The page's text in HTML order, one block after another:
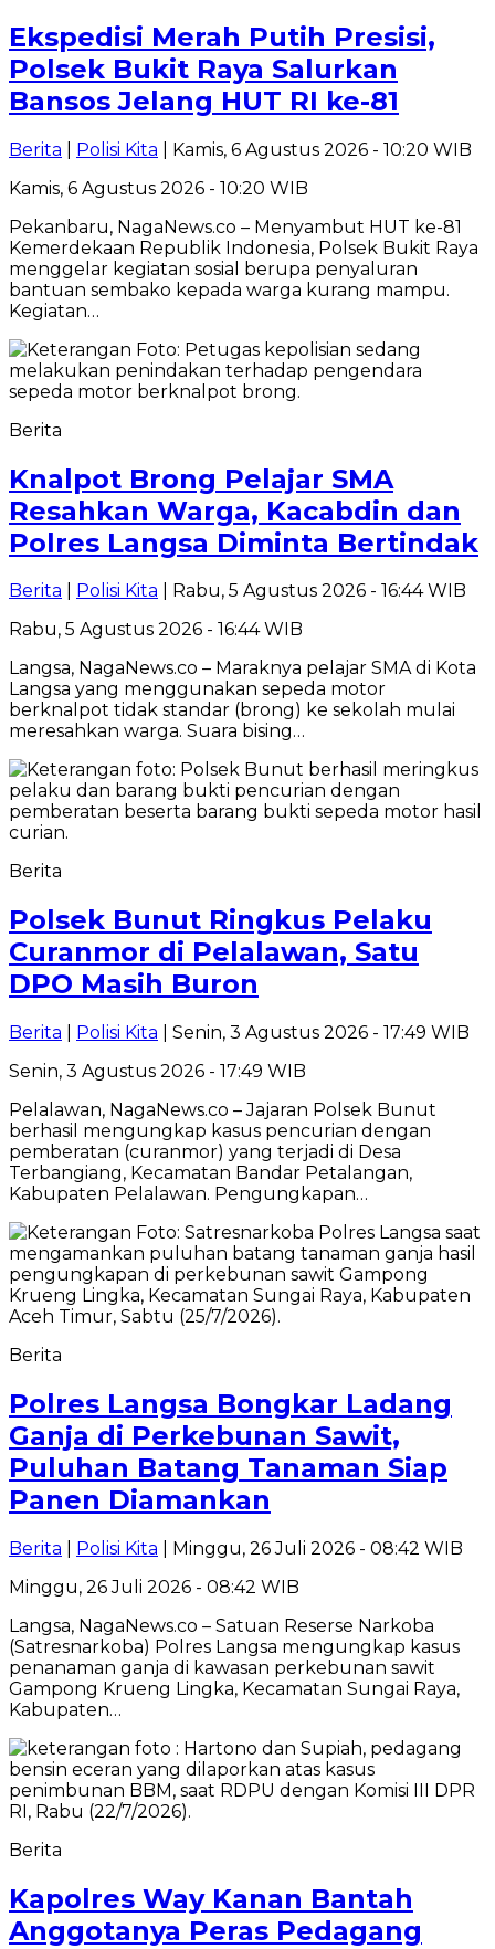
Ekspedisi Merah Putih Presisi,
Polsek Bukit Raya Salurkan
Bansos Jelang HUT RI ke-81
Berita Polisi Kita | Kamis, 6 Agustus 2026 - 10:20 WIB
Kamis, 6 Agustus 2026 - 10:20 WIB
Pekanbaru, NagaNews.co – Menyambut HUT ke-81
Kemerdekaan Republik Indonesia, Polsek Bukit Raya
menggelar kegiatan sosial berupa penyaluran
bantuan sembako kepada warga kurang mampu.
Kegiatan…
Berita
Knalpot Brong Pelajar SMA
Resahkan Warga, Kacabdin dan
Polres Langsa Diminta Bertindak
Berita Polisi Kita | Rabu, 5 Agustus 2026 - 16:44 WIB
Rabu, 5 Agustus 2026 - 16:44 WIB
Langsa, NagaNews.co – Maraknya pelajar SMA di Kota
Langsa yang menggunakan sepeda motor
berknalpot tidak standar (brong) ke sekolah mulai
meresahkan warga. Suara bising…
Berita
Polsek Bunut Ringkus Pelaku
Curanmor di Pelalawan, Satu
DPO Masih Buron
Berita Polisi Kita | Senin, 3 Agustus 2026 - 17:49 WIB
Senin, 3 Agustus 2026 - 17:49 WIB
Pelalawan, NagaNews.co – Jajaran Polsek Bunut
berhasil mengungkap kasus pencurian dengan
pemberatan (curanmor) yang terjadi di Desa
Terbangiang, Kecamatan Bandar Petalangan,
Kabupaten Pelalawan. Pengungkapan…
Berita
Polres Langsa Bongkar Ladang
Ganja di Perkebunan Sawit,
Puluhan Batang Tanaman Siap
Panen Diamankan
Berita Polisi Kita | Minggu, 26 Juli 2026 - 08:42 WIB
Minggu, 26 Juli 2026 - 08:42 WIB
Langsa, NagaNews.co – Satuan Reserse Narkoba
(Satresnarkoba) Polres Langsa mengungkap kasus
penanaman ganja di kawasan perkebunan sawit
Gampong Krueng Lingka, Kecamatan Sungai Raya,
Kabupaten…
Berita
Kapolres Way Kanan Bantah
Anggotanya Peras Pedagang